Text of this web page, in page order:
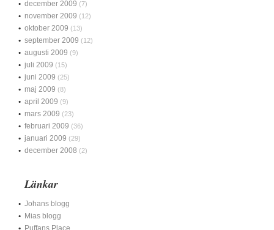
december 2009 (7)
november 2009 (12)
oktober 2009 (13)
september 2009 (12)
augusti 2009 (9)
juli 2009 (15)
juni 2009 (25)
maj 2009 (8)
april 2009 (9)
mars 2009 (23)
februari 2009 (36)
januari 2009 (29)
december 2008 (2)
Länkar
Johans blogg
Mias blogg
Puffans Place